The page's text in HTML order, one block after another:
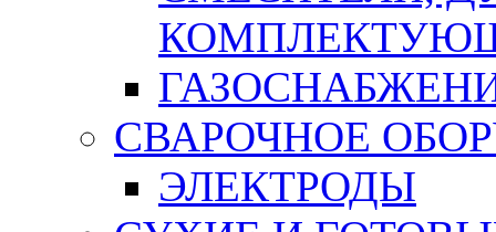
СВАРОЧНОЕ
ЭЛЕКТРОДЫ